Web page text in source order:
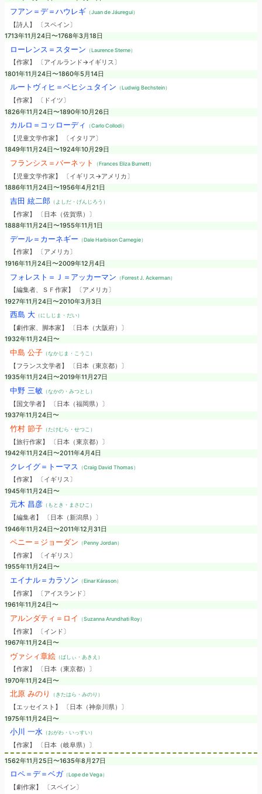
フアン＝デ＝ハウレギ （Juan de Jáuregui）
【詩人】 〔スペイン〕
1713年11月24日〜1768年3月18日
ローレンス＝スターン （Laurence Sterne）
【作家】 〔アイルランド→イギリス〕
1801年11月24日〜1860年5月14日
ルートヴィヒ＝ベヒシュタイン （Ludwig Bechstein）
【作家】 〔ドイツ〕
1826年11月24日〜1890年10月26日
カルロ＝コッローディ （Carlo Collodi）
【児童文学作家】 〔イタリア〕
1849年11月24日〜1924年10月29日
フランシス＝バーネット （Frances Eliza Burnett）
【児童文学作家】 〔イギリス→アメリカ〕
1886年11月24日〜1956年4月21日
吉田 絃二郎（よしだ・げんじろう）
【作家】 〔日本（佐賀県）〕
1888年11月24日〜1955年11月1日
デール＝カーネギー （Dale Harbison Carnegie）
【作家】 〔アメリカ〕
1916年11月24日〜2009年12月4日
フォレスト＝Ｊ＝アッカーマン （Forrest J. Ackerman）
【編集者、ＳＦ作家】 〔アメリカ〕
1927年11月24日〜2010年3月3日
西島 大（にしじま・だい）
【劇作家、脚本家】 〔日本（大阪府）〕
1932年11月24日〜
中島 公子（なかじま・こうこ）
【フランス文学者】 〔日本（東京都）〕
1935年11月24日〜2019年11月27日
中野 三敏（なかの・みつとし）
【国文学者】 〔日本（福岡県）〕
1937年11月24日〜
竹村 節子（たけむら・せつこ）
【旅行作家】 〔日本（東京都）〕
1942年11月24日〜2011年4月4日
クレイグ＝トーマス （Craig David Thomas）
【作家】 〔イギリス〕
1945年11月24日〜
元木 昌彦（もとき・まさひこ）
【編集者】 〔日本（新潟県）〕
1946年11月24日〜2011年12月31日
ペニー＝ジョーダン （Penny Jordan）
【作家】 〔イギリス〕
1955年11月24日〜
エイナル＝カラソン （Einar Kárason）
【作家】 〔アイスランド〕
1961年11月24日〜
アルンダティ＝ロイ （Suzanna Arundhati Roy）
【作家】 〔インド〕
1967年11月24日〜
ヴァシィ章絵（ばしぃ・あきえ）
【作家】 〔日本（東京都）〕
1970年11月24日〜
北原 みのり （きたはら・みのり）
【エッセイスト】 〔日本（神奈川県）〕
1975年11月24日〜
小川 一水（おがわ・いっすい）
【作家】 〔日本（岐阜県）〕
1562年11月25日〜1635年8月27日
ロペ＝デ＝ベガ （Lope de Vega）
【劇作家】 〔スペイン〕